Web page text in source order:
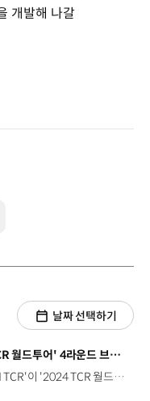
개발해 나갈
날짜 선택하기
현대자동차, '2024 TCR 월드투어' 4라운드 브라질 레이스 우승
현대차 '더 뉴 아반떼 N TCR'이 '2024 TCR 월드투어' 4라운드 브라질 레이스에서 우승을 달성했습니다. 글로벌 최정상급 투어링카 대회인 TCR 월드투어는 전 세계 각지에서 열리는 지역 TCR 레이스를 순회하며 경기를 치른 결과로 순위를 결정짓는데요. 현지 시각 21일 치러진 두 번째 결승 레이스에서 ‘더 뉴 아반떼 N TCR’로 출전한 노버트 미첼리즈 선수가 가장 빠르게 결승선을 통과하며 우승을 차지했습니다. 현대차의 TCR 월드투어 지역 레이스 우승은 지난 4월 이탈리아에서 열린 월드투어 개막전 우승에 이어 이번이 두 번째인데요. 올해 TCR 월드투어는 총 7개 라운드로 구성돼 있으며, 다섯 번째 레이스는 다음 달 2일부터 4일까지 우루과이에서 열릴 예정입니다.